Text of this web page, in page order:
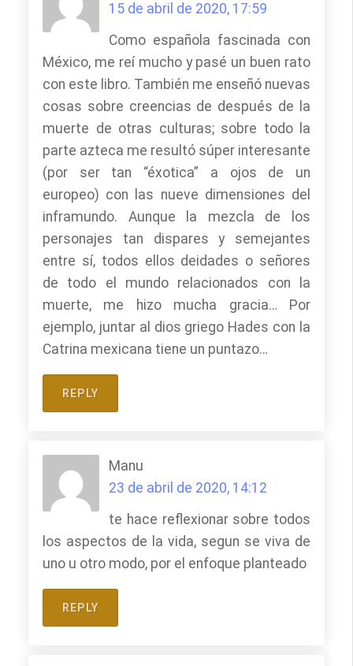
15 de abril de 2020, 17:59
Como española fascinada con
México, me reí mucho y pasé un buen rato
con este libro. También me enseñó nuevas
cosas sobre creencias de después de la
muerte de otras culturas; sobre todo la
parte azteca me resultó súper interesante
(por ser tan “éxotica” a ojos de un
europeo) con las nueve dimensiones del
inframundo. Aunque la mezcla de los
personajes tan dispares y semejantes
entre sí, todos ellos deidades o señores
de todo el mundo relacionados con la
muerte, me hizo mucha gracia… Por
ejemplo, juntar al dios griego Hades con la
Catrina mexicana tiene un puntazo…
REPLY
Manu
23 de abril de 2020, 14:12
te hace reflexionar sobre todos
los aspectos de la vida, segun se viva de
uno u otro modo, por el enfoque planteado
REPLY